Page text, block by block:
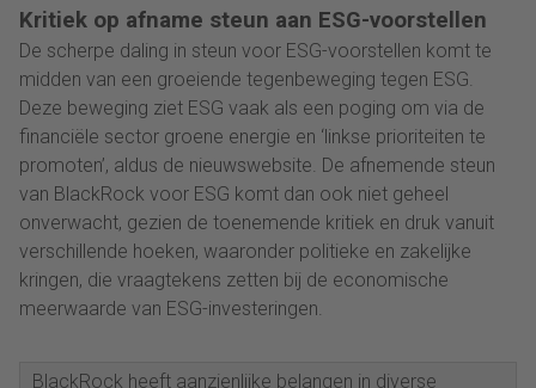
Kritiek op afname steun aan ESG-voorstellen
De scherpe daling in steun voor ESG-voorstellen komt te
midden van een groeiende tegenbeweging tegen ESG.
Deze beweging ziet ESG vaak als een poging om via de
financiële sector groene energie en ‘linkse prioriteiten te
promoten’, aldus de nieuwswebsite. De afnemende steun
van BlackRock voor ESG komt dan ook niet geheel
onverwacht, gezien de toenemende kritiek en druk vanuit
verschillende hoeken, waaronder politieke en zakelijke
kringen, die vraagtekens zetten bij de economische
meerwaarde van ESG-investeringen.
BlackRock heeft aanzienlijke belangen in diverse